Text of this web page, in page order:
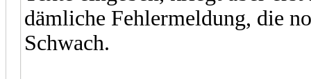
dämliche Fehlermeldung, die
Schwach.